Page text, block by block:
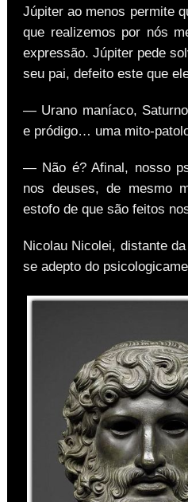
Júpiter ao menos permite
que realizemos por nós
expressão. Júpiter pede
seu pai, defeito este que
— Urano maníaco,
e pródigo… uma mito-
— Não é? Afinal, nosso
nos deuses, de mesmo
estofo de que são feitos
Nicolau Nicolei, distante
se adepto do